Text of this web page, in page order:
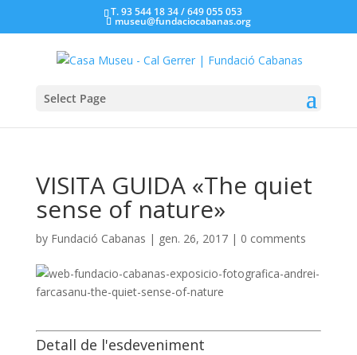
T. 93 544 18 34 / 649 055 053
museu@fundaciocabanas.org
Select Page
VISITA GUIDA «The quiet
sense of nature»
by Fundació Cabanas | gen. 26, 2017| 0 comments
Detall de l'esdeveniment